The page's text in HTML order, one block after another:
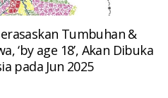
Tumbuhan &
‘by age 18’, Akan Dibuka
pada Jun 2025